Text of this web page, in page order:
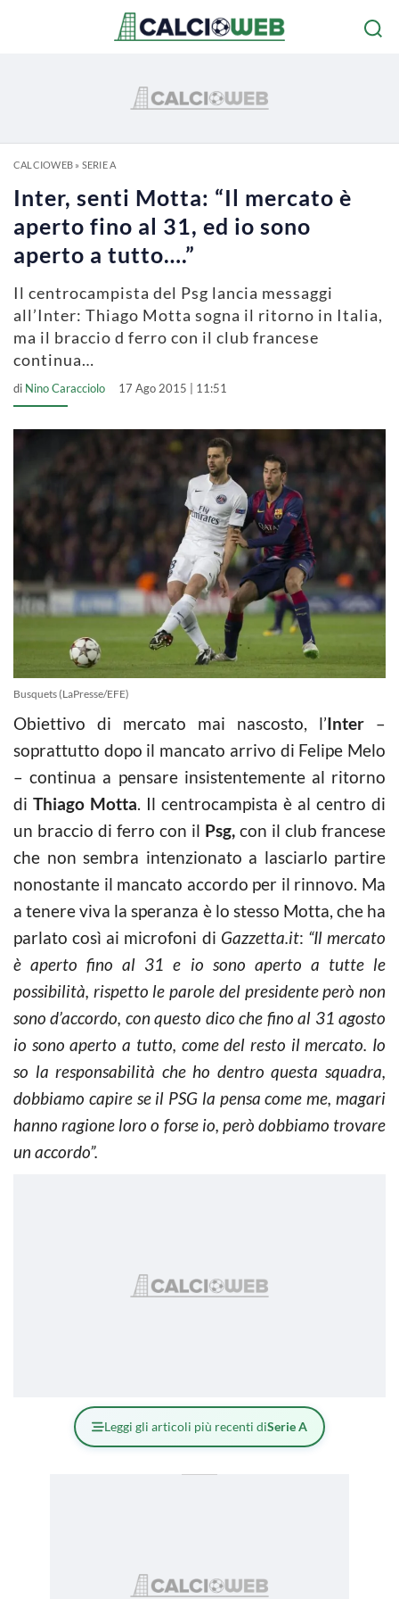
CALCIOWEB» SERIE A
Inter, senti Motta: “Il mercato è
aperto fino al 31, ed io sono
aperto a tutto….”
Il centrocampista del Psg lancia messaggi
all’Inter: Thiago Motta sogna il ritorno in Italia,
ma il braccio d ferro con il club francese
continua…
di Nino Caracciolo 17 Ago 2015 | 11:51
Busquets (LaPresse/EFE)
Obiettivo di mercato mai nascosto, l’Inter –
soprattutto dopo il mancato arrivo di Felipe Melo
– continua a pensare insistentemente al ritorno
di Thiago Motta. Il centrocampista è al centro di
un braccio di ferro con il Psg, con il club francese
che non sembra intenzionato a lasciarlo partire
nonostante il mancato accordo per il rinnovo. Ma
a tenere viva la speranza è lo stesso Motta, che ha
parlato così ai microfoni di Gazzetta.it: “Il mercato
è aperto fino al 31 e io sono aperto a tutte le
possibilità, rispetto le parole del presidente però non
sono d’accordo, con questo dico che fino al 31 agosto
io sono aperto a tutto, come del resto il mercato. Io
so la responsabilità che ho dentro questa squadra,
dobbiamo capire se il PSG la pensa come me, magari
hanno ragione loro o forse io, però dobbiamo trovare
un accordo”.
Leggi gli articoli più recenti diSerie A